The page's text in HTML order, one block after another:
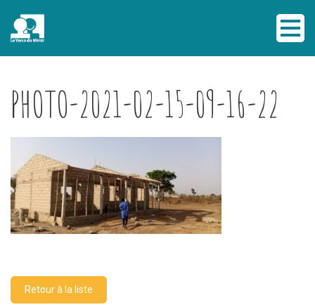
PHOTO-2021-02-15-09-16-22
Retour à la liste